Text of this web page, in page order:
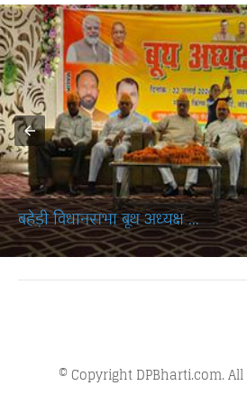
बहेड़ी विधानसभा बूथ अध्यक्ष ...
© Copyright DPBharti.com.